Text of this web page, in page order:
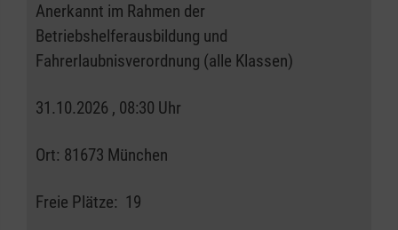
Anerkannt im Rahmen der
Betriebshelferausbildung und
Fahrerlaubnisverordnung (alle Klassen)
31.10.2026 , 08:30 Uhr
Ort: 81673 München
Freie Plätze: 19